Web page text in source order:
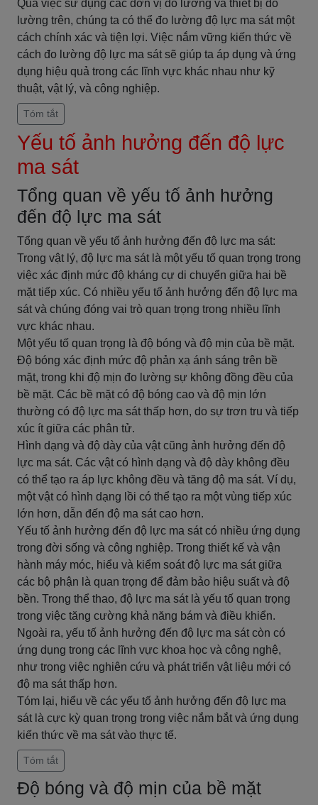
Qua việc sử dụng các đơn vị đo lường và thiết bị đo
lường trên, chúng ta có thể đo lường độ lực ma sát một
cách chính xác và tiện lợi. Việc nắm vững kiến thức về
cách đo lường độ lực ma sát sẽ giúp ta áp dụng và ứng
dụng hiệu quả trong các lĩnh vực khác nhau như kỹ
thuật, vật lý, và công nghiệp.
Tóm tắt
Yếu tố ảnh hưởng đến độ lực
ma sát
Tổng quan về yếu tố ảnh hưởng
đến độ lực ma sát
Tổng quan về yếu tố ảnh hưởng đến độ lực ma sát:
Trong vật lý, độ lực ma sát là một yếu tố quan trọng trong
việc xác định mức độ kháng cự di chuyển giữa hai bề
mặt tiếp xúc. Có nhiều yếu tố ảnh hưởng đến độ lực ma
sát và chúng đóng vai trò quan trọng trong nhiều lĩnh
vực khác nhau.
Một yếu tố quan trọng là độ bóng và độ mịn của bề mặt.
Độ bóng xác định mức độ phản xạ ánh sáng trên bề
mặt, trong khi độ mịn đo lường sự không đồng đều của
bề mặt. Các bề mặt có độ bóng cao và độ mịn lớn
thường có độ lực ma sát thấp hơn, do sự trơn tru và tiếp
xúc ít giữa các phân tử.
Hình dạng và độ dày của vật cũng ảnh hưởng đến độ
lực ma sát. Các vật có hình dạng và độ dày không đều
có thể tạo ra áp lực không đều và tăng độ ma sát. Ví dụ,
một vật có hình dạng lồi có thể tạo ra một vùng tiếp xúc
lớn hơn, dẫn đến độ ma sát cao hơn.
Yếu tố ảnh hưởng đến độ lực ma sát có nhiều ứng dụng
trong đời sống và công nghiệp. Trong thiết kế và vận
hành máy móc, hiểu và kiểm soát độ lực ma sát giữa
các bộ phận là quan trọng để đảm bảo hiệu suất và độ
bền. Trong thể thao, độ lực ma sát là yếu tố quan trọng
trong việc tăng cường khả năng bám và điều khiển.
Ngoài ra, yếu tố ảnh hưởng đến độ lực ma sát còn có
ứng dụng trong các lĩnh vực khoa học và công nghệ,
như trong việc nghiên cứu và phát triển vật liệu mới có
độ ma sát thấp hơn.
Tóm lại, hiểu về các yếu tố ảnh hưởng đến độ lực ma
sát là cực kỳ quan trọng trong việc nắm bắt và ứng dụng
kiến thức về ma sát vào thực tế.
Tóm tắt
Độ bóng và độ mịn của bề mặt